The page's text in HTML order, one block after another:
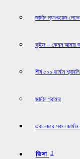
জার্মান ল্যাংগুয়েজ
কুইজ – কেমন আমার
শীর্ষ ৫০০ জার্মান
জার্মান গ্রামার
এক নজরে সকল জার্মান
ভিসা